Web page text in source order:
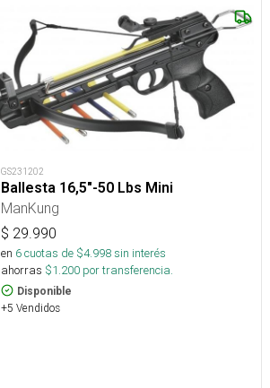
GS231202
Ballesta 16,5"-50 Lbs Mini
ManKung
$ 29.990
en 6cuotas de $4.998sin interés
ahorras $1.200 por transferencia.
Disponible
+5 Vendidos